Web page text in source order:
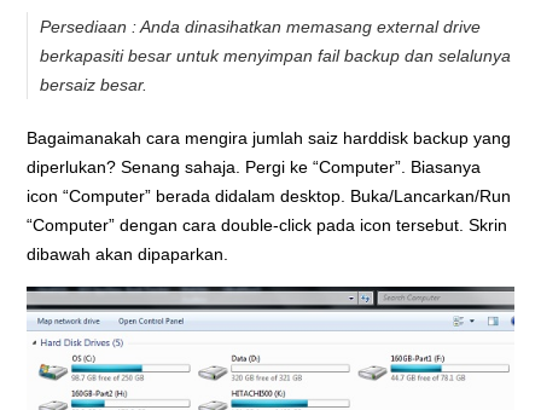
Persediaan : Anda dinasihatkan memasang external drive
berkapasiti besar untuk menyimpan fail backup dan selalunya
bersaiz besar.
Bagaimanakah cara mengira jumlah saiz harddisk backup yang
diperlukan? Senang sahaja. Pergi ke “Computer”. Biasanya
icon “Computer” berada didalam desktop. Buka/Lancarkan/Run
“Computer” dengan cara double-click pada icon tersebut. Skrin
dibawah akan dipaparkan.